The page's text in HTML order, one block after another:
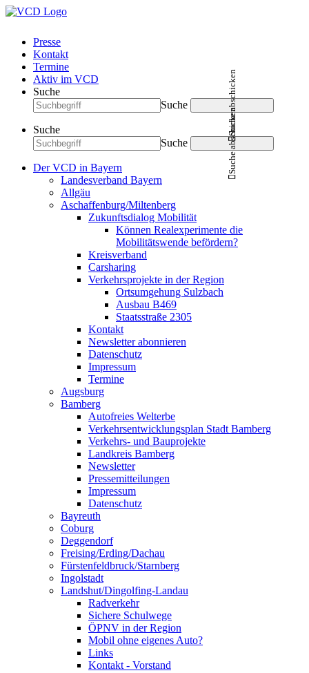
Presse
Kontakt
Termine
Aktiv im VCD
Suche
Suche
Suche abschicken
Suche
Suche
Suche abschicken
Der VCD in Bayern
Landesverband Bayern
Allgäu
Aschaffenburg/Miltenberg
Zukunftsdialog Mobilität
Können Realexperimente die
Mobilitätswende befördern?
Kreisverband
Carsharing
Verkehrsprojekte in der Region
Ortsumgehung Sulzbach
Ausbau B469
Staatsstraße 2305
Kontakt
Newsletter abonnieren
Datenschutz
Impressum
Termine
Augsburg
Bamberg
Autofreies Welterbe
Verkehrsentwicklungsplan Stadt Bamberg
Verkehrs- und Bauprojekte
Landkreis Bamberg
Newsletter
Pressemitteilungen
Impressum
Datenschutz
Bayreuth
Coburg
Deggendorf
Freising/Erding/Dachau
Fürstenfeldbruck/Starnberg
Ingolstadt
Landshut/Dingolfing-Landau
Radverkehr
Sichere Schulwege
ÖPNV in der Region
Mobil ohne eigenes Auto?
Links
Kontakt - Vorstand